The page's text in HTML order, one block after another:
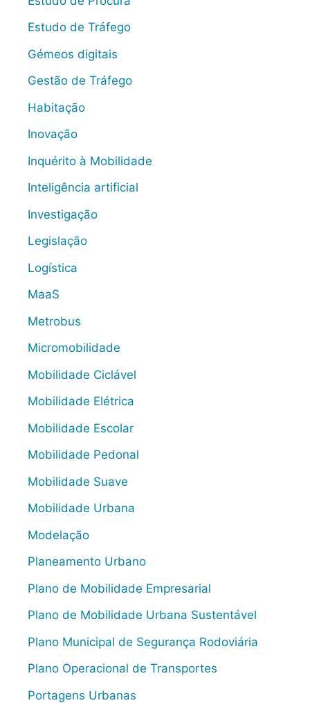
Estudo de Tráfego
Gémeos digitais
Gestão de Tráfego
Habitação
Inovação
Inquérito à Mobilidade
Inteligência artificial
Investigação
Legislação
Logística
MaaS
Metrobus
Micromobilidade
Mobilidade Ciclável
Mobilidade Elétrica
Mobilidade Escolar
Mobilidade Pedonal
Mobilidade Suave
Mobilidade Urbana
Modelação
Planeamento Urbano
Plano de Mobilidade Empresarial
Plano de Mobilidade Urbana Sustentável
Plano Municipal de Segurança Rodoviária
Plano Operacional de Transportes
Portagens Urbanas